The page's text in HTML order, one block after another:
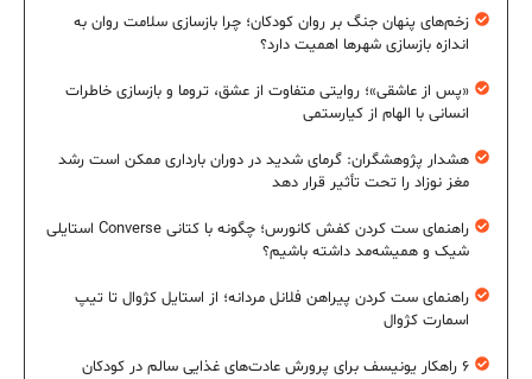
زخم‌های پنهان جنگ بر روان کودکان؛ چرا بازسازی سلامت روان به
اندازه بازسازی شهرها اهمیت دارد؟
«پس از عاشقی»؛ روایتی متفاوت از عشق، تروما و بازسازی خاطرات
انسانی با الهام از کیارستمی
هشدار پژوهشگران: گرمای شدید در دوران بارداری ممکن است رشد
مغز نوزاد را تحت تأثیر قرار دهد
راهنمای ست کردن کفش کانورس؛ چگونه با کتانی Converse استایلی
شیک و همیشه‌مد داشته باشیم؟
راهنمای ست کردن پیراهن فلانل مردانه؛ از استایل کژوال تا تیپ
اسمارت کژوال
۶ راهکار یونیسف برای پرورش عادت‌های غذایی سالم در کودکان